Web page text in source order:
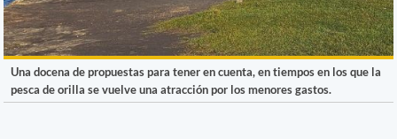
Una docena de propuestas para tener en cuenta, en tiempos en los que la
pesca de orilla se vuelve una atracción por los menores gastos.